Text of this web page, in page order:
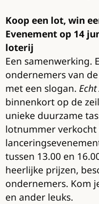
Koop een lot, win
Evenement op 14
loterij
Een samenwerking.
ondernemers van
met een slogan.
binnenkort op de
unieke duurzame
lotnummer
tussen 13.00 en
heerlijke prijzen,
ondernemers. Kom
en ander leuks.